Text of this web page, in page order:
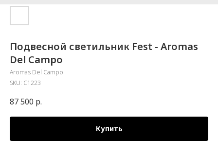
Подвесной светильник Fest - Aromas
Del Campo
Aromas Del Campo
SKU: C1223
87 500 р.
Купить